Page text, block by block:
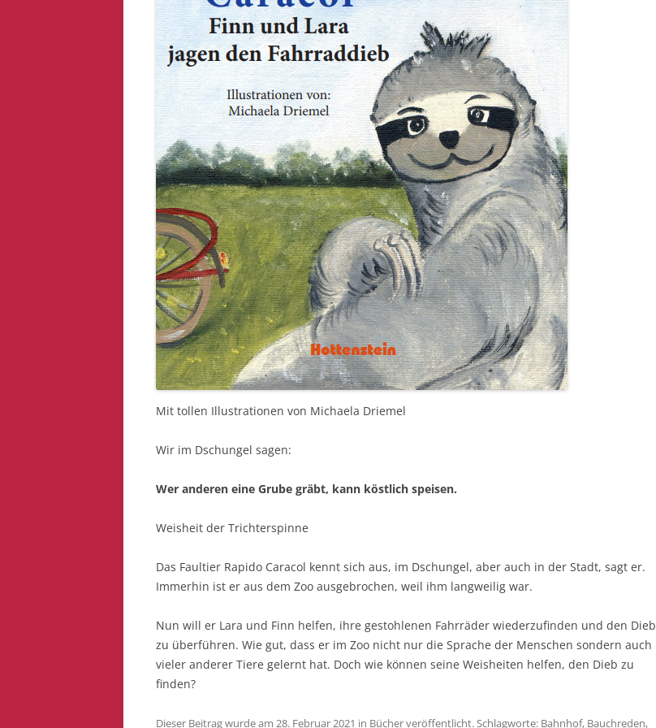
Mit tollen Illustrationen von Michaela Driemel
Wir im Dschungel sagen:
Wer anderen eine Grube gräbt, kann köstlich speisen.
Weisheit der Trichterspinne
Das Faultier Rapido Caracol kennt sich aus, im Dschungel, aber auch in der Stadt, sagt er.
Immerhin ist er aus dem Zoo ausgebrochen, weil ihm langweilig war.
Nun will er Lara und Finn helfen, ihre gestohlenen Fahrräder wiederzufinden und den Dieb
zu überführen. Wie gut, dass er im Zoo nicht nur die Sprache der Menschen sondern auch
vieler anderer Tiere gelernt hat. Doch wie können seine Weisheiten helfen, den Dieb zu
finden?
Dieser Beitrag wurde am 28. Februar 2021 in Bücherveröffentlicht. Schlagworte: Bahnhof, Bauchreden,